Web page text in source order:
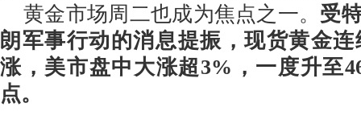
黄金市场周二也成为焦点之一。 受
朗军事行动的消息提振，现货黄金
涨，美市盘中大涨超3%，一度升至
点。